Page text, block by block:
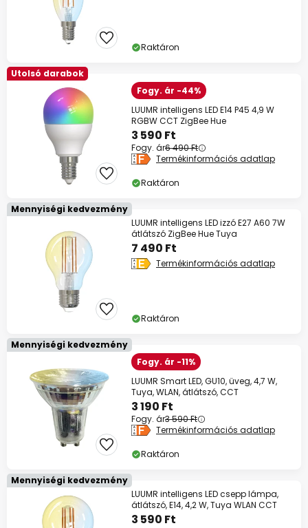
Raktáron
Utolsó darabok
Fogy. ár -44%
LUUMR intelligens LED E14 P45 4,9 W
RGBW CCT ZigBee Hue
3 590 Ft
Fogy. ár6 490 Ft
Termékinformációs adatlap
Raktáron
Mennyiségi kedvezmény
LUUMR intelligens LED izzó E27 A60 7W
átlátszó ZigBee Hue Tuya
7 490 Ft
Termékinformációs adatlap
Raktáron
Mennyiségi kedvezmény
Fogy. ár -11%
LUUMR Smart LED, GU10, üveg, 4,7 W,
Tuya, WLAN, átlátszó, CCT
3 190 Ft
Fogy. ár3 590 Ft
Termékinformációs adatlap
Raktáron
Mennyiségi kedvezmény
LUUMR intelligens LED csepp lámpa,
átlátszó, E14, 4,2 W, Tuya WLAN CCT
3 590 Ft